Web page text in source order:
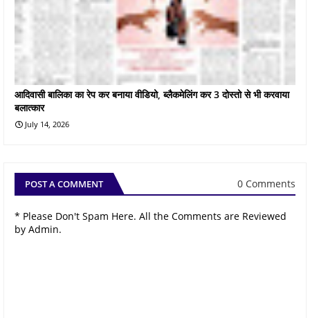
आदिवासी बालिका का रेप कर बनाया वीडियो, ब्लैकमेलिंग कर 3 दोस्तो से भी करवाया
बलात्कार
July 14, 2026
POST A COMMENT 0 Comments
* Please Don't Spam Here. All the Comments are Reviewed
by Admin.